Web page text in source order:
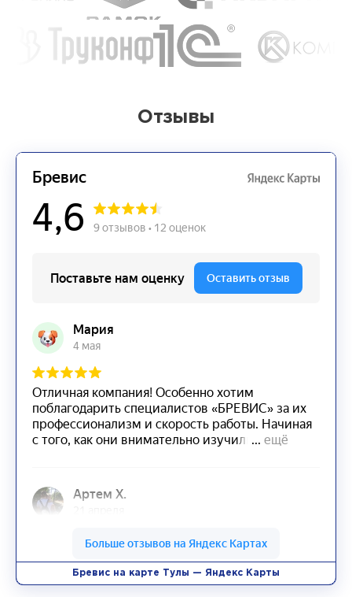
Отзывы
Бревис на карте Тулы — Яндекс Карты